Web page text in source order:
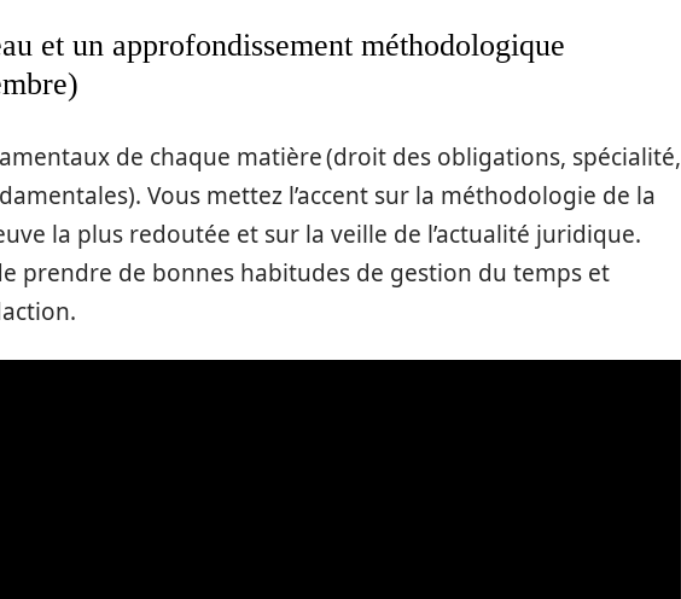
et un approfondissement méthodologique
de chaque matière (droit des obligations, spécialité,
Vous mettez l’accent sur la méthodologie de la
la plus redoutée et sur la veille de l’actualité juridique.
prendre de bonnes habitudes de gestion du temps et